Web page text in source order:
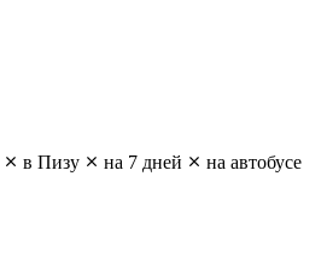
в Пизу на 7 дней на автобусе